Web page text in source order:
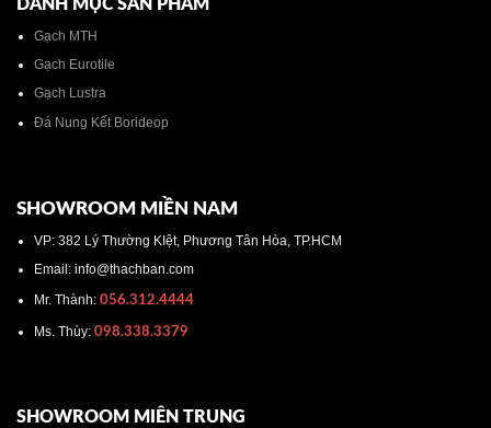
DANH MỤC SẢN PHẨM
Gạch MTH
Gạch Eurotile
Gạch Lustra
Đá Nung Kết Borideop
SHOWROOM MIỀN NAM
VP: 382 Lý Thường KIệt, Phương Tân Hòa, TP.HCM
Email: info@thachban.com
Mr. Thành:056.312.4444
Ms. Thùy: 098.338.3379
SHOWROOM MIÊN TRUNG